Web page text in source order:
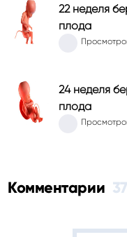
22 неделя
плода
24 неделя
плода
Комментарии 37